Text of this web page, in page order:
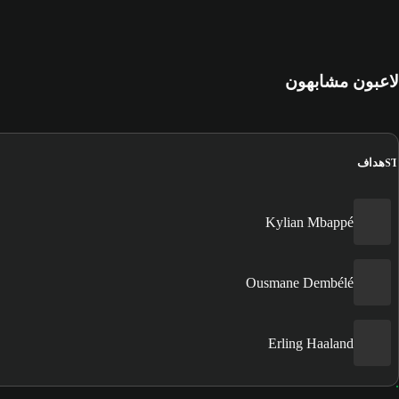
لاعبون مشابهون
STهداف
Kylian Mbappé
Ousmane Dembélé
Erling Haaland